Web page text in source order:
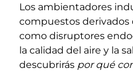
Los ambientadores
compuestos
como disruptores
la calidad del aire y la
descubrirás por qué